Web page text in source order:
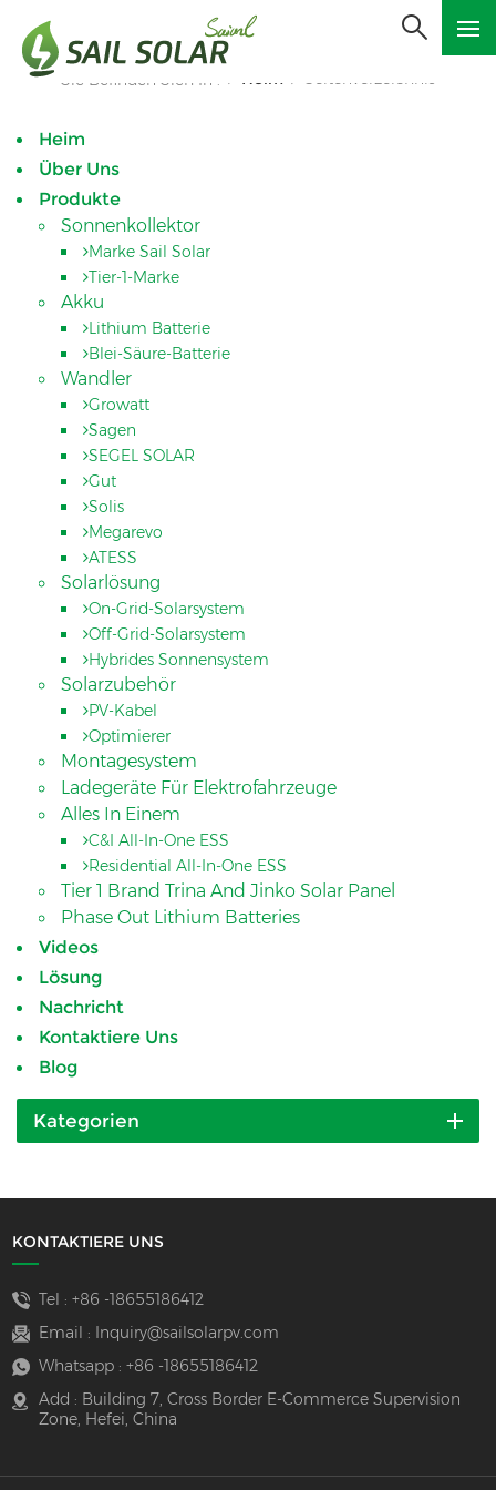
Sie Befinden Sich In : Heim Seitenverzeichnis
Heim
Über Uns
Produkte
Sonnenkollektor
Marke Sail Solar
Tier-1-Marke
Akku
Lithium Batterie
Blei-Säure-Batterie
Wandler
Growatt
Sagen
SEGEL SOLAR
Gut
Solis
Megarevo
ATESS
Solarlösung
On-Grid-Solarsystem
Off-Grid-Solarsystem
Hybrides Sonnensystem
Solarzubehör
PV-Kabel
Optimierer
Montagesystem
Ladegeräte Für Elektrofahrzeuge
Alles In Einem
C&I All-In-One ESS
Residential All-In-One ESS
Tier 1 Brand Trina And Jinko Solar Panel
Phase Out Lithium Batteries
Videos
Lösung
Nachricht
Kontaktiere Uns
Blog
Kategorien
KONTAKTIERE UNS
Tel : +86 -18655186412
Email :
Inquiry@sailsolarpv.com
Whatsapp : +86 -18655186412
Add : Building 7, Cross Border E-Commerce Supervision
Zone, Hefei, China